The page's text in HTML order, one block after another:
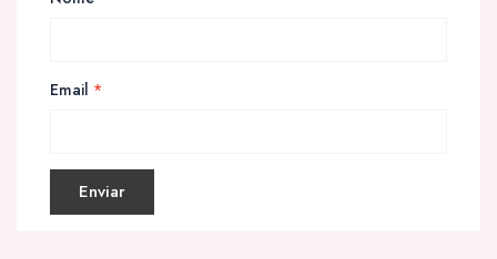
Email *